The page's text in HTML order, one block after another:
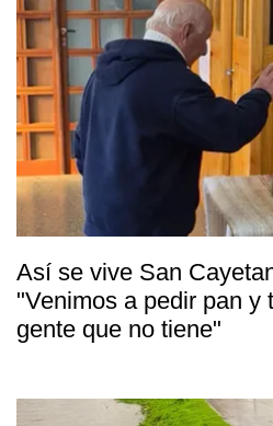
Así se vive San
"Venimos a pedir pan y
gente que no tiene"